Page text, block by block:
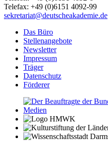
Telefax: +49 (0)6151 4092-99
sekretariat@deutscheakademie.de
Das Büro
Stellenangebote
Newsletter
Impressum
Träger
Datenschutz
Förderer